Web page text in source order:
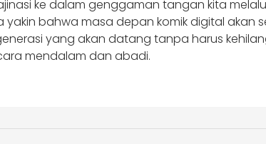
ke dalam genggaman tangan kita
yakin bahwa masa depan komik digital akan
yang akan datang tanpa harus
mendalam dan abadi.